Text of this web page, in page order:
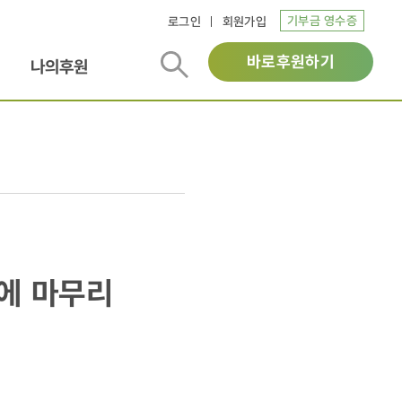
로그인 회원가입 기부금 영수증
나의후원 바로후원하기
마무리